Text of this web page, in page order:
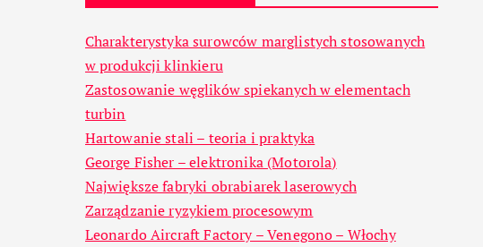
Charakterystyka surowców marglistych stosowanych
w produkcji klinkieru
Zastosowanie węglików spiekanych w elementach
turbin
Hartowanie stali – teoria i praktyka
George Fisher – elektronika (Motorola)
Największe fabryki obrabiarek laserowych
Zarządzanie ryzykiem procesowym
Leonardo Aircraft Factory – Venegono – Włochy